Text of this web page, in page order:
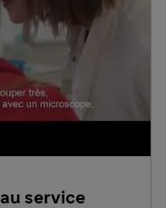
service